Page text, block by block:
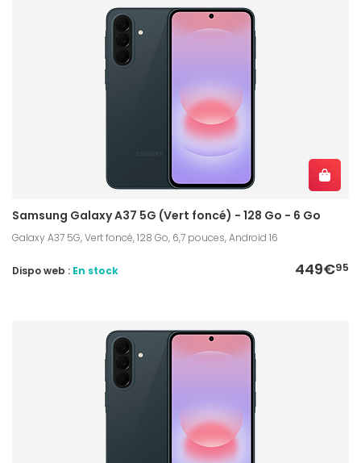
Samsung Galaxy A37 5G (Vert foncé) - 128 Go - 6 Go
Galaxy A37 5G, Vert foncé, 128 Go, 6,7 pouces, Android 16
449€95
Dispo web : En stock